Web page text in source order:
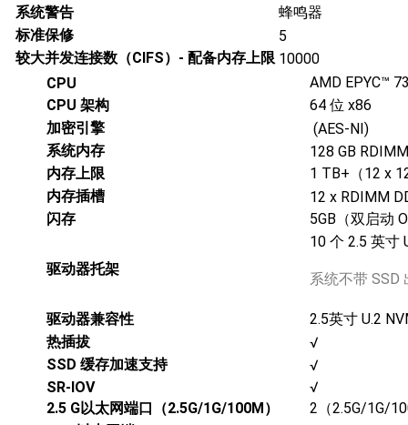
系统警告
蜂鸣器
标准保修
5
较大并发连接数（CIFS）- 配备内存上限 10000
CPU
AMD EPYC™
CPU 架构
64 位 x86
加密引擎
(AES-NI)
系统内存
128 GB
内存上限
1 TB+（12 x
内存插槽
12 x RDIMM
闪存
5GB（双启动
驱动器托架
10 个 2.5 英寸
系统不带 SSD
驱动器兼容性
2.5英寸 U.2
热插拔
√
SSD 缓存加速支持
√
SR-IOV
√
2.5 G以太网端口（2.5G/1G/100M）
2（2.5G/1G/